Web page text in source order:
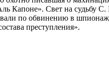
Капоне». Свет на
по обвинению в
преступления».